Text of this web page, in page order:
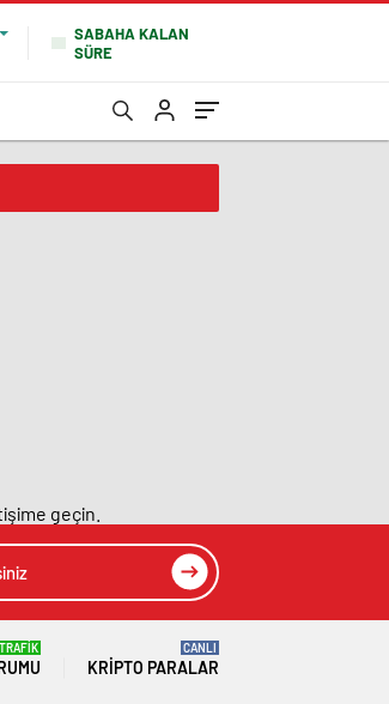
SABAHA KALAN
SÜRE
geçin.
TRAFİK
KRIPTO PARALAR
CANLI